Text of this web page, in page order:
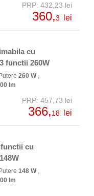
PRP: 432,23 lei
360,3 lei
cu
functii 260W
260 W,
lm
PRP: 457,73 lei
366,18 lei
cu
148 W,
lm